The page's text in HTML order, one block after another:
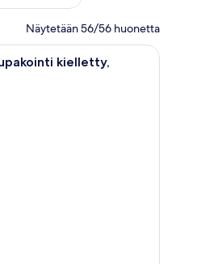
Näytetään 56/56 huonetta
ja näkymä kaupunkiin.
Hotellihuone, jossa on suuri sänky,
kielletty,